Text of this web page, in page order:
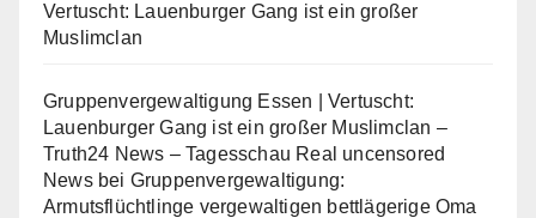
Vertuscht: Lauenburger Gang ist ein großer
Muslimclan
Gruppenvergewaltigung Essen | Vertuscht:
Lauenburger Gang ist ein großer Muslimclan –
Truth24 News – Tagesschau Real uncensored
Newsbei Gruppenvergewaltigung:
Armutsflüchtlinge vergewaltigen bettlägerige Oma